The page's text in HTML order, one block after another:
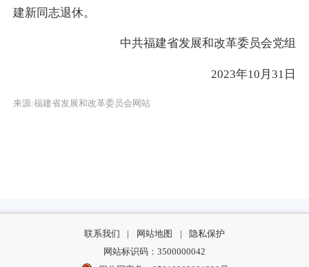
建新同志退休。
中共福建省发展和改革委员会党组
2023年10月31日
来源:福建省发展和改革委员会网站
联系我们 | 网站地图 |
隐私保护
网站标识码：3500000042